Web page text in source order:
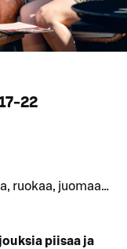
22
ruokaa, juomaa…
piisaa ja